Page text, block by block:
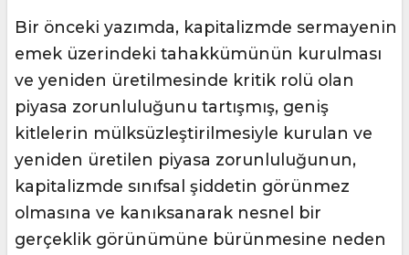
Bir önceki yazımda, kapitalizmde sermayenin
emek üzerindeki tahakkümünün kurulması
ve yeniden üretilmesinde kritik rolü olan
piyasa zorunluluğunu tartışmış, geniş
kitlelerin mülksüzleştirilmesiyle kurulan ve
yeniden üretilen piyasa zorunluluğunun,
kapitalizmde sınıfsal şiddetin görünmez
olmasına ve kanıksanarak nesnel bir
gerçeklik görünümüne bürünmesine neden